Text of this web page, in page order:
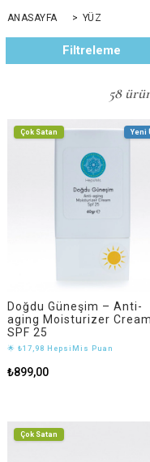
yüz bakım ürünlerimizle
ANASAYFA > YÜZ
Filtreleme
58
Doğdu Güneşim – Anti-
aging Moisturizer Cream
SPF 25
🌟 ₺17,98 HepsiMis Puan
₺899,00
Yeni
Çok Satan
Çok Satan